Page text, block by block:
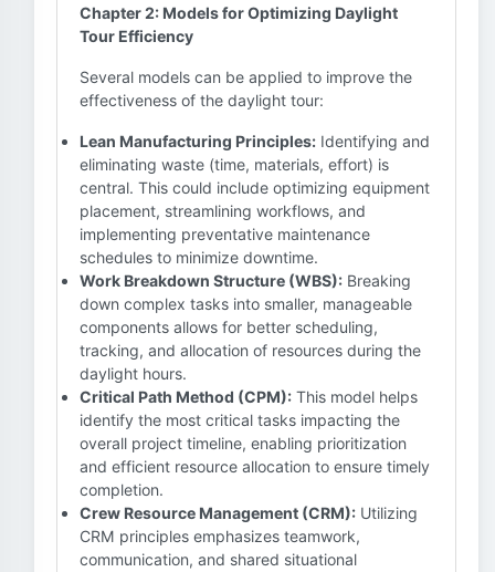
Chapter 2: Models for Optimizing Daylight
Tour Efficiency
Several models can be applied to improve the
effectiveness of the daylight tour:
Lean Manufacturing Principles: Identifying and
eliminating waste (time, materials, effort) is
central. This could include optimizing equipment
placement, streamlining workflows, and
implementing preventative maintenance
schedules to minimize downtime.
Work Breakdown Structure (WBS): Breaking
down complex tasks into smaller, manageable
components allows for better scheduling,
tracking, and allocation of resources during the
daylight hours.
Critical Path Method (CPM): This model helps
identify the most critical tasks impacting the
overall project timeline, enabling prioritization
and efficient resource allocation to ensure timely
completion.
Crew Resource Management (CRM): Utilizing
CRM principles emphasizes teamwork,
communication, and shared situational